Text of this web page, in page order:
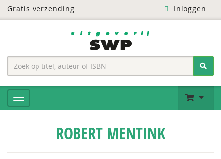
Gratis verzending Inloggen
ROBERT MENTINK